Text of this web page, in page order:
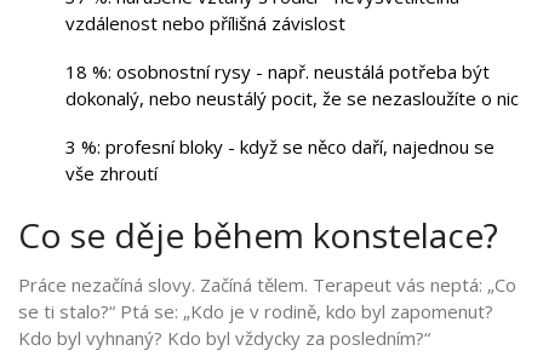
vzdálenost nebo přílišná závislost
18 %: osobnostní rysy - např. neustálá potřeba být
dokonalý, nebo neustálý pocit, že se nezasloužíte o nic
3 %: profesní bloky - když se něco daří, najednou se
vše zhroutí
Co se děje během konstelace?
Práce nezačíná slovy. Začíná tělem. Terapeut vás neptá: „Co
se ti stalo?“ Ptá se: „Kdo je v rodině, kdo byl zapomenut?
Kdo byl vyhnaný? Kdo byl vždycky za posledním?“